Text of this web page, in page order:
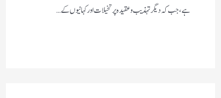
ہے، جب کہ دیگر تہذیب و عقیدہ پر تخیلات اور کہانیوں کے…